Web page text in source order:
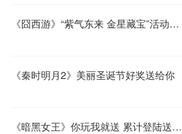
《囧西游》“紫气东来 金星藏宝”活动大揭秘
《秦时明月2》美丽圣诞节好奖送给你
《暗黑女王》你玩我就送 累计登陆送神器